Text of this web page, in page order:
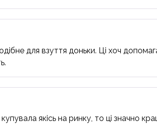
для взуття доньки. Ці хоч
купувала якісь на ринку, то ці значно